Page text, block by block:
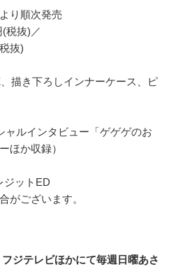
り順次発売
税抜)／
抜)
描き下ろしインナーケース、ピ
ャルインタビュー「ゲゲゲのお
ほか収録）
ジットED
がございます。
ジテレビほかにて毎週日曜あさ